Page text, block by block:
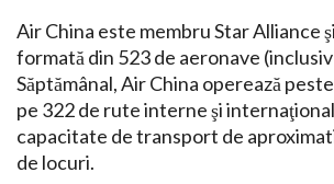
Air China este membru Star Alliance
formată din 523 de aeronave
Săptămânal, Air China operează
pe 322 de rute interne şi
capacitate de transport de
de locuri.